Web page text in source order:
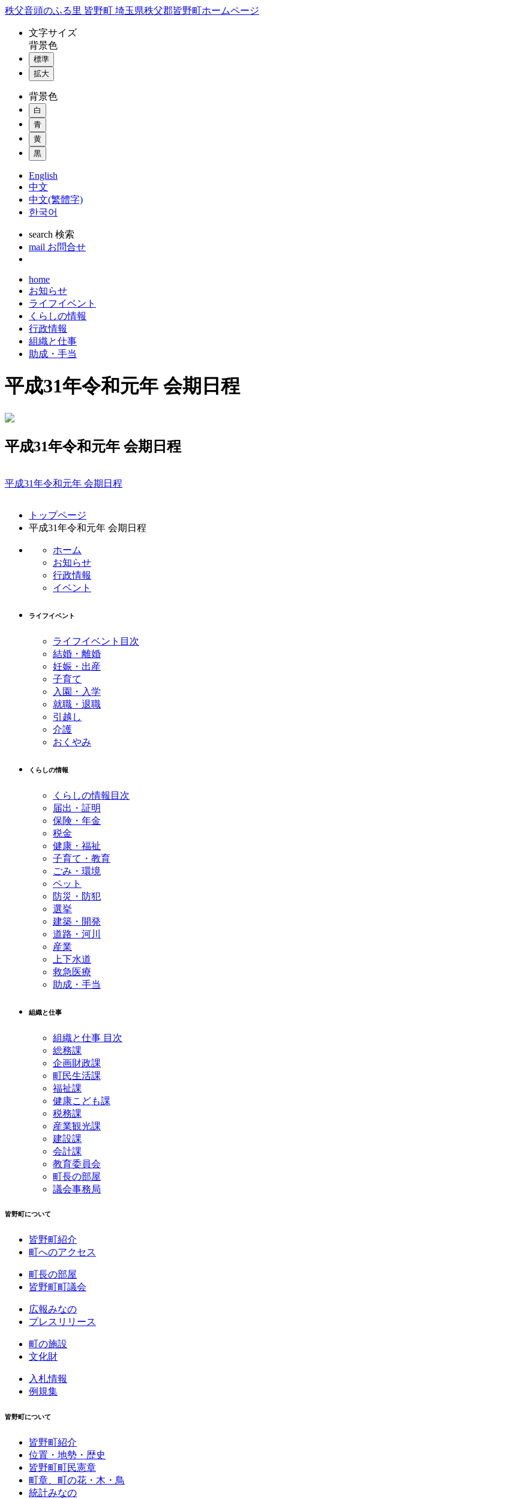
コ
秩父音頭のふる里 皆野町 埼玉県秩父郡皆野町ホームページ
文字サイズ
背景色
標準
拡大
背景色
白
青
黄
黒
English
中文
中文(繁體字)
한국어
search 検索
mail お問合せ
home
お知らせ
ライフイベント
くらしの情報
行政情報
組織と仕事
助成・手当
平成31年令和元年 会期日程
平成31年令和元年 会期日程
平成31年令和元年 会期日程
トップページ
平成31年令和元年 会期日程
ホーム
お知らせ
行政情報
イベント
ライフイベント
ライフイベント目次
結婚・離婚
妊娠・出産
子育て
入園・入学
就職・退職
引越し
介護
おくやみ
くらしの情報
くらしの情報目次
届出・証明
保険・年金
税金
健康・福祉
子育て・教育
ごみ・環境
ペット
防災・防犯
選挙
建築・開発
道路・河川
産業
上下水道
救急医療
助成・手当
組織と仕事
組織と仕事 目次
総務課
企画財政課
町民生活課
福祉課
健康こども課
税務課
産業観光課
建設課
会計課
教育委員会
町長の部屋
議会事務局
皆野町について
皆野町紹介
町へのアクセス
町長の部屋
皆野町町議会
広報みなの
プレスリリース
町の施設
文化財
入札情報
例規集
皆野町について
皆野町紹介
位置・地勢・歴史
皆野町町民憲章
町章、町の花・木・鳥
統計みなの